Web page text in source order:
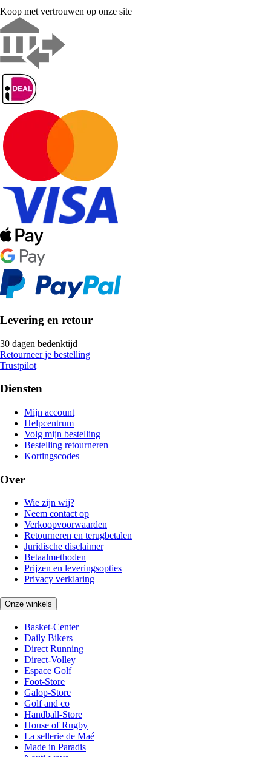
Koop met vertrouwen op onze site
Levering en retour
30 dagen bedenktijd
Retourneer je bestelling
Trustpilot
Diensten
Mijn account
Helpcentrum
Volg mijn bestelling
Bestelling retourneren
Kortingscodes
Over
Wie zijn wij?
Neem contact op
Verkoopvoorwaarden
Retourneren en terugbetalen
Juridische disclaimer
Betaalmethoden
Prijzen en leveringsopties
Privacy verklaring
Onze winkels
Basket-Center
Daily Bikers
Direct Running
Direct-Volley
Espace Golf
Foot-Store
Galop-Store
Golf and co
Handball-Store
House of Rugby
La sellerie de Maé
Made in Paradis